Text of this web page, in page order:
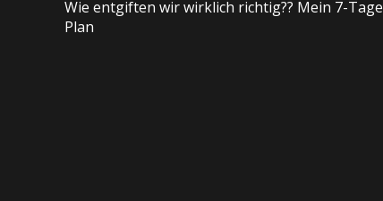
Wie entgiften wir wirklich richtig?? Mein 7-Tage
Plan